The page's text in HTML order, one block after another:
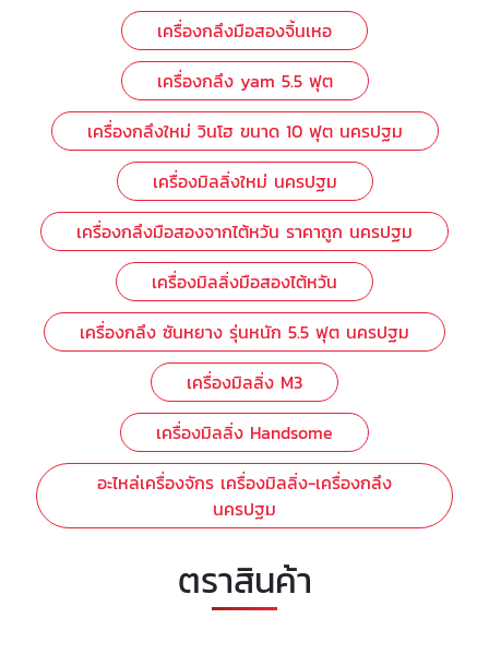
เครื่องกลึงมือสองจิ้นเหอ
เครื่องกลึง yam 5.5 ฟุต
เครื่องกลึงใหม่ วินโฮ ขนาด 10 ฟุต นครปฐม
เครื่องมิลลิ่งใหม่ นครปฐม
เครื่องกลึงมือสองจากไต้หวัน ราคาถูก นครปฐม
เครื่องมิลลิ่งมือสองไต้หวัน
เครื่องกลึง ซันหยาง รุ่นหนัก 5.5 ฟุต นครปฐม
เครื่องมิลลิ่ง M3
เครื่องมิลลิ่ง Handsome
อะไหล่เครื่องจักร เครื่องมิลลิ่ง-เครื่องกลึง
นครปฐม
ตราสินค้า